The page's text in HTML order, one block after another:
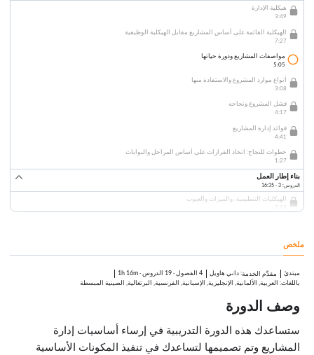
هيكلية الإدارة
3:49
الهيكلية القائمة على أساس المشاريع مقابل الهيكلية الوظيفية
7:27
مواصفات المشاريع ودورة حياتها
5:05
أنواع موارد المشروع والاستفادة منها
3:08
فشل المشروع ونجاحه
4:17
فوائد إدارة المشاريع
4:41
خطوات للنجاح: اتخاذ القرارات على أساس المراحل والبوابات
1:27
بناء إطار العمل
الدروس: 3 · 16:35
الهيكليات التنظيمية، والميزات والعيوب
دور الإدارة
5:09
إدارة التحديات
الدروس: 8 · 28:51
7:28
3:36
فهم دور رعاة المشروع التنفيذيين
3:34
ملخص
مبتدئ مقدِّم الخدمة: داني هاويل 4 الفصول · 19 الدروس ·
1h 16m
باللغات: العربية, الألمانية, الإنجليزية, الإسبانية, الفرنسية, البرتغالية, الصينية المبسطة
وصف الدورة
ستساعدك هذه الدورة التدريبية في إرساء أساسيات إدارة
المشاريع وتم تصميمها لتساعدك في تنفيذ المكونات الأساسية